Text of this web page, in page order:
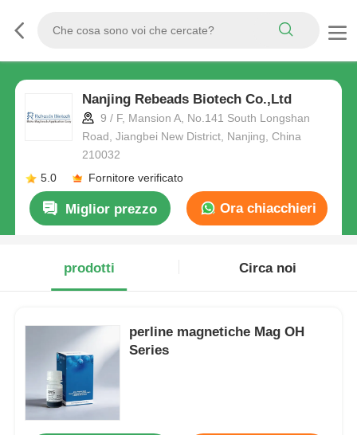
Nanjing Rebeads Biotech Co.,Ltd
9 / F, Mansion A, No.141 South Longshan
Road, Jiangbei New District, Nanjing, China
210032
5.0
Fornitore verificato
Miglior prezzo Ora chiacchieri
prodotti Circa noi
perline magnetiche Mag OH
Series